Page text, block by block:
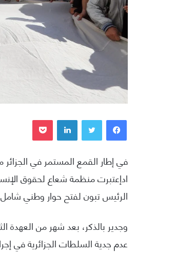
فيسبوك
في إطار القمع المستمر في
ادإعتبرت منظمة شعاع لحقوق
الرئيس تبون لفتح حوار وطني
وجدير بالذكر، بعد شهر من العهدة
عدم جدية السلطات الجزائرية في